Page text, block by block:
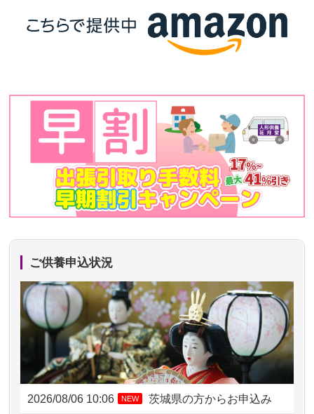
ご供養申込状況
2026/08/06 10:06 NEW 茨城県の方からお申込み